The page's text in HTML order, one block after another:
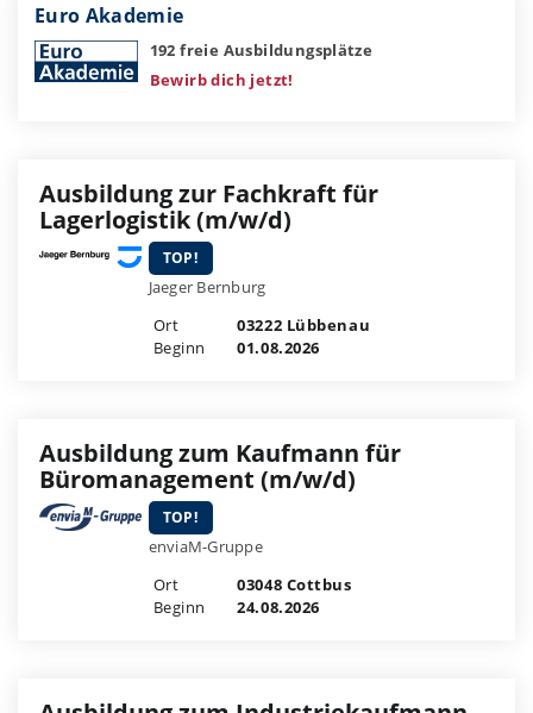
Euro Akademie
192 freie Ausbildungsplätze
Bewirb dich jetzt!
Ausbildung zur Fachkraft für
Lagerlogistik (m/w/d)
TOP!
Jaeger Bernburg
Ort
03222 Lübbenau
Beginn
01.08.2026
Ausbildung zum Kaufmann für
Büromanagement (m/w/d)
TOP!
enviaM-Gruppe
Ort
03048 Cottbus
Beginn
24.08.2026